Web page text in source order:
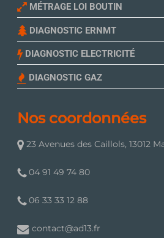
MÉTRAGE LOI BOUTIN
DIAGNOSTIC ERNMT
DIAGNOSTIC ELECTRICITÉ
DIAGNOSTIC GAZ
Nos coordonnées
23 Avenues des Caillols, 13012
04 91 49 74 80
06 33 33 12 88
contact@ad13.fr